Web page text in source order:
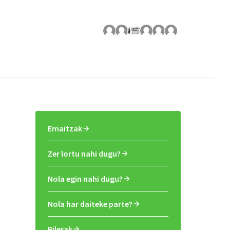
Emaitzak
Zer lortu nahi dugu?
Nola egin nahi dugu?
Nola har daiteke parte?